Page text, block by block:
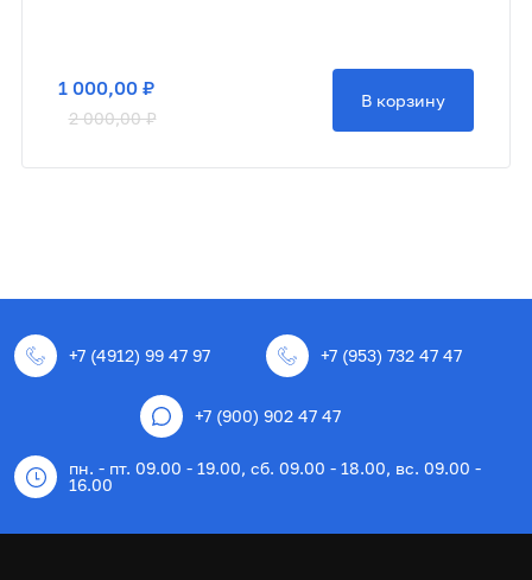
1 000,00 ₽
2 000,00 ₽
В корзину
+7 (4912) 99 47 97 +7 (953) 732 47 47
+7 (900) 902 47 47
пн. - пт. 09.00 - 19.00, сб. 09.00 - 18.00, вс. 09.00 -
16.00